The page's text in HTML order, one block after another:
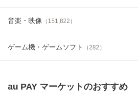
音楽・映像 （ 151,822 ）
ゲーム機・ゲームソフト （282 ）
au PAY マーケットのおすすめ